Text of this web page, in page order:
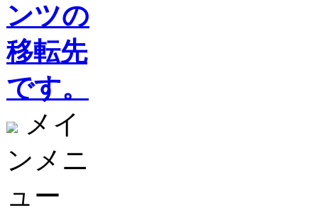
ンツの
移転先
です。
メイ
ンメニ
ュー